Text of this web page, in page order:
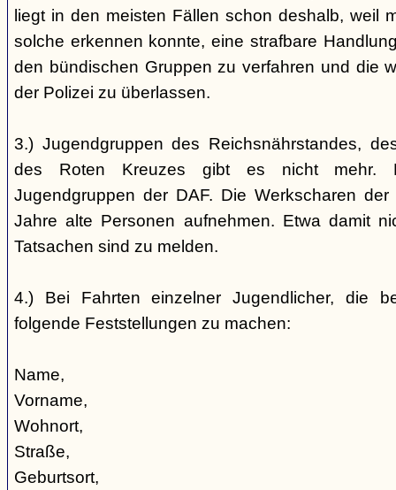
liegt in den meisten Fällen schon deshalb, weil
solche erkennen konnte, eine strafbare
den bündischen Gruppen zu verfahren und die
der Polizei zu überlassen.
3.) Jugendgruppen des Reichsnährstandes,
des Roten Kreuzes gibt es nicht mehr.
Jugendgruppen der DAF. Die Werkscharen
Jahre alte Personen aufnehmen. Etwa damit
Tatsachen sind zu melden.
4.) Bei Fahrten einzelner Jugendlicher, die
folgende Feststellungen zu machen:
Name,
Vorname,
Wohnort,
Straße,
Geburtsort,